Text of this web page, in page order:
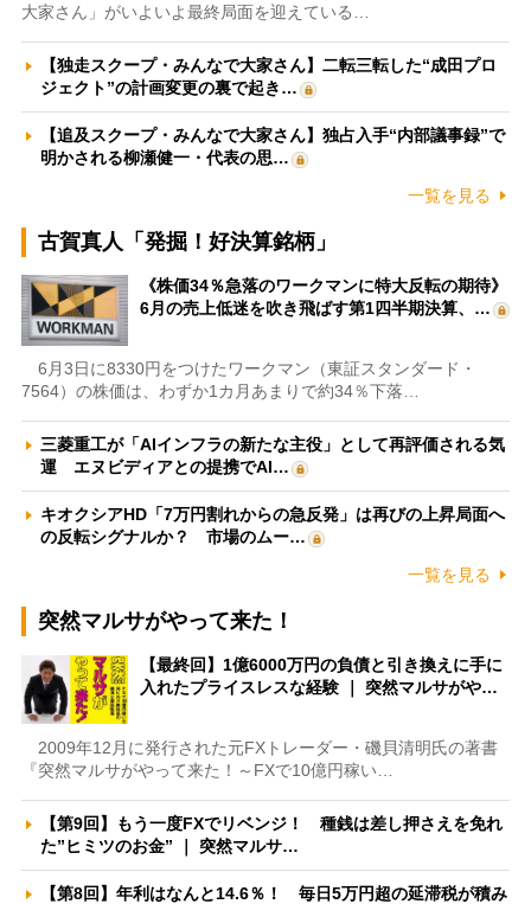
大家さん」がいよいよ最終局面を迎えている…
【独走スクープ・みんなで大家さん】二転三転した“成田プロ
ジェクト”の計画変更の裏で起き…
【追及スクープ・みんなで大家さん】独占入手“内部議事録”で
明かされる柳瀬健一・代表の思…
一覧を見る
古賀真人「発掘！好決算銘柄」
《株価34％急落のワークマンに特大反転の期待》
6月の売上低迷を吹き飛ばす第1四半期決算、…
6月3日に8330円をつけたワークマン（東証スタンダード・
7564）の株価は、わずか1カ月あまりで約34％下落…
三菱重工が「AIインフラの新たな主役」として再評価される気
運 エヌビディアとの提携でAI…
キオクシアHD「7万円割れからの急反発」は再びの上昇局面へ
の反転シグナルか？ 市場のムー…
一覧を見る
突然マルサがやって来た！
【最終回】1億6000万円の負債と引き換えに手に
入れたプライスレスな経験 ｜ 突然マルサがや…
2009年12月に発行された元FXトレーダー・磯貝清明氏の著書
『突然マルサがやって来た！～FXで10億円稼い…
【第9回】もう一度FXでリベンジ！ 種銭は差し押さえを免れ
た”ヒミツのお金” ｜ 突然マルサ…
【第8回】年利はなんと14.6％！ 毎日5万円超の延滞税が積み